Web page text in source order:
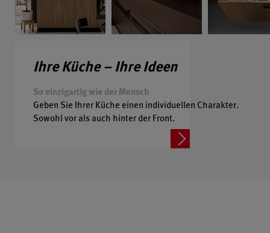
Ihre Küche – Ihre Ideen
So einzigartig wie der Mensch
Geben Sie Ihrer Küche einen individuellen Charakter.
Sowohl vor als auch hinter der Front.